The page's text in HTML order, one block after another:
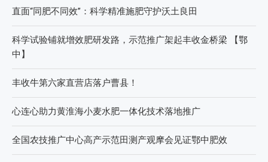
直面“同肥不同效”：科学精准施肥守护沃土良田
科学试验铺就增效肥研发路，示范推广架起丰收金桥梁 【鄂
中】
丰收牛第六家直营店落户曹县！
心连心助力黄淮海小麦水肥一体化技术落地推广
全国农技推广中心高产示范田测产观摩会见证鄂中肥效